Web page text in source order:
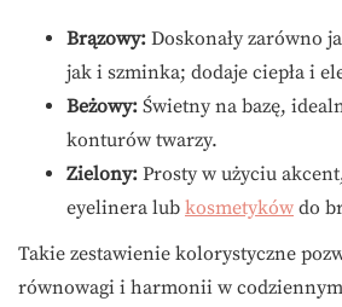
Brązowy: Doskonały zarówno
jak i szminka; dodaje ciepła i
Beżowy: Świetny na bazę,
konturów twarzy.
Zielony: Prosty w użyciu
eyelinera lub kosmetyków do
Takie zestawienie kolorystyczne
równowagi i harmonii w